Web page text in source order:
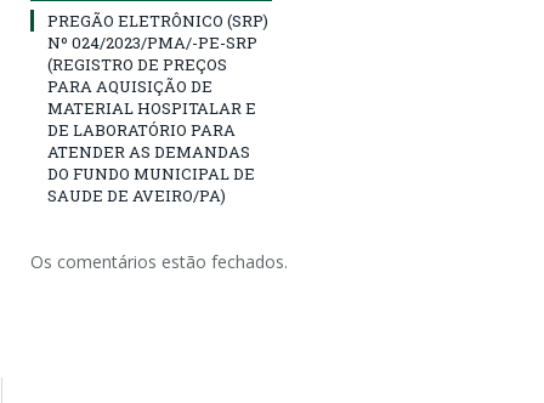
PREGÃO ELETRÔNICO (SRP)
Nº 024/2023/PMA/-PE-SRP
(REGISTRO DE PREÇOS
PARA AQUISIÇÃO DE
MATERIAL HOSPITALAR E
DE LABORATÓRIO PARA
ATENDER AS DEMANDAS
DO FUNDO MUNICIPAL DE
SAUDE DE AVEIRO/PA)
Os comentários estão fechados.